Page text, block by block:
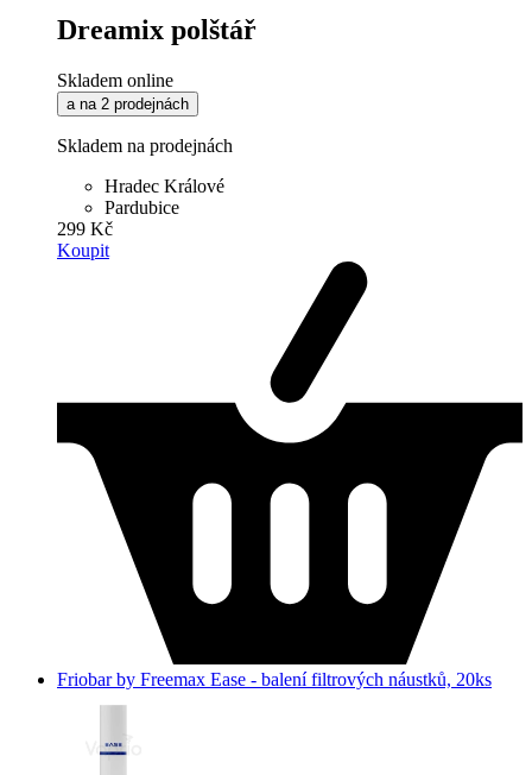
Dreamix polštář
Skladem online
a na 2 prodejnách
Skladem na prodejnách
Hradec Králové
Pardubice
299 Kč
Koupit
Friobar by Freemax Ease - balení filtrových náustků, 20ks